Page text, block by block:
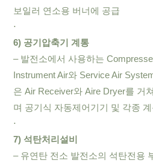
보일러 연소용 버너에 공급
⋅
6) 공기압축기 계통
– 발전소에서 사용하는
Instrument Air와 Service Air
은 Air Receiver와 Aire Dryer를 거
며 공기식 자동제어기기 및 각종
⋅
7) 석탄처리설비
– 유연탄 전소 발전소의 석탄전용